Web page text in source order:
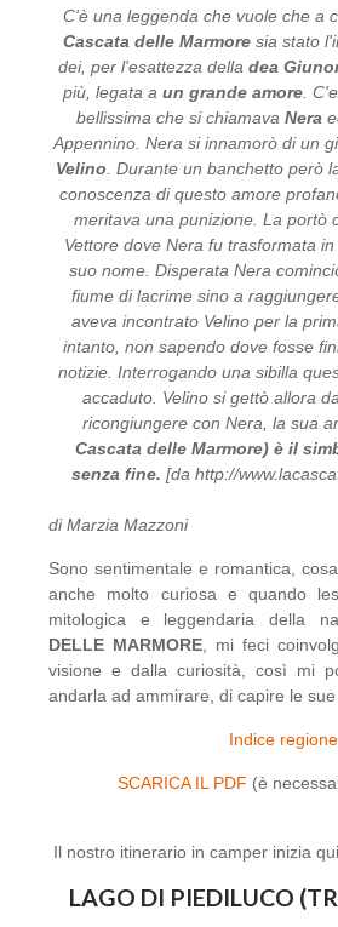
C'è una leggenda che vuole che a
Cascata delle Marmore sia stato
dei, per l'esattezza della dea
più, legata a un grande amore.
bellissima che si chiamava Nera
Appennino. Nera si innamorò di un
Velino . Durante un banchetto però
conoscenza di questo amore
meritava una punizione. La portò
Vettore dove Nera fu trasformata
suo nome. Disperata Nera
fiume di lacrime sino a
aveva incontrato Velino per la
intanto, non sapendo dove fosse
notizie. Interrogando una sibilla
accaduto. Velino si gettò allora
ricongiungere con Nera, la sua
Cascata delle Marmore) è il
senza fine. [da http://
di Marzia Mazzoni
Sono sentimentale e romantica,
anche molto curiosa e quando
mitologica e leggendaria della
DELLE MARMORE , mi feci
visione e dalla curiosità, così mi
andarla ad ammirare, di capire le sue
Indice regione
SCARICA IL PDF (è
Il nostro itinerario in camper inizia
LAGO DI PIEDILUCO